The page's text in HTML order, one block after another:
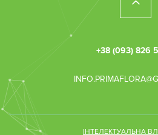
+38 (093) 826
ІНТЕЛЕКТУАЛЬНА